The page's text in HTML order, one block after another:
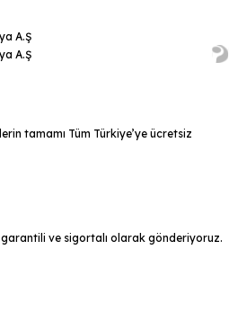
A.Ş
A.Ş
tamamı Tüm Türkiye’ye ücretsiz
garantili ve sigortalı olarak gönderiyoruz.